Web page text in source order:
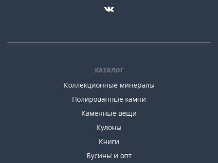
КАТАЛОГ
Коллекционные минералы
Полированные камни
Каменные вещи
Кулоны
Книги
Бусины и опт